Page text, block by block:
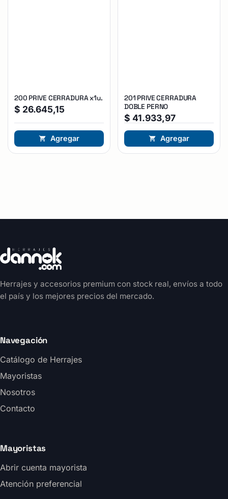
200 PRIVE CERRADURA x1u.
$ 26.645,15
Agregar
201 PRIVE CERRADURA
DOBLE PERNO
$ 41.933,97
Agregar
Herrajes y accesorios premium con stock real, envíos a todo
el país y los mejores precios del mercado.
Navegación
Catálogo de Herrajes
Mayoristas
Nosotros
Contacto
Mayoristas
Abrir cuenta mayorista
Atención preferencial